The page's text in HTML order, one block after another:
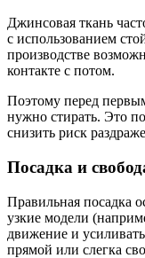
Джинсовая ткань
с использованием
производстве
контакте с потом.
Поэтому перед
нужно стирать. Это
снизить риск
Посадка и
Правильная посадка
узкие модели
движение и
прямой или слегка